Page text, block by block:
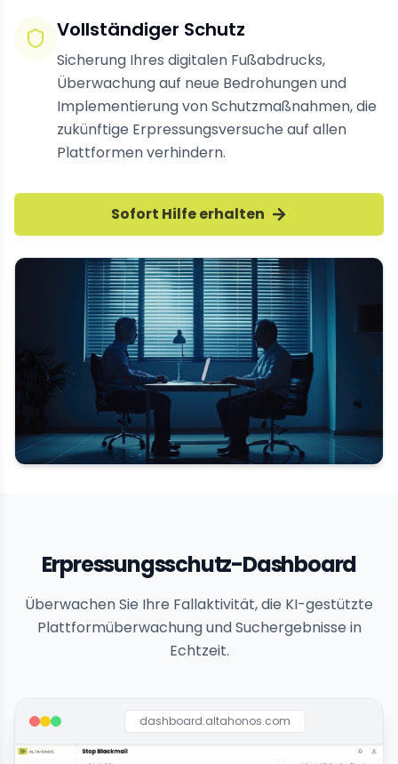
Vollständiger Schutz
Sicherung Ihres digitalen Fußabdrucks,
Überwachung auf neue Bedrohungen und
Implementierung von Schutzmaßnahmen, die
zukünftige Erpressungsversuche auf allen
Plattformen verhindern.
Sofort Hilfe erhalten
Erpressungsschutz-Dashboard
Überwachen Sie Ihre Fallaktivität, die KI-gestützte
Plattformüberwachung und Suchergebnisse in
Echtzeit.
dashboard.altahonos.com